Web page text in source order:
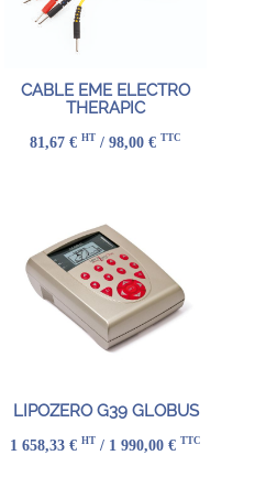
CABLE EME ELECTRO
THERAPIC
81,67 € HT / 98,00 € TTC
LIPOZERO G39 GLOBUS
1 658,33 € HT / 1 990,00 € TTC